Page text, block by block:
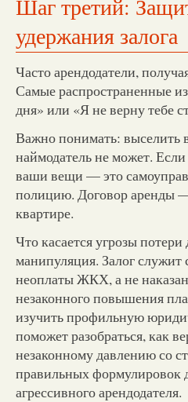
Шаг третий:
удержания залога
Часто арендодатели,
Самые распространенные
дня» или «Я не верну тебе
Важно понимать: выселить
наймодатель не может.
ваши вещи — это
полицию. Договор аренды —
квартире.
Что касается угрозы потери
манипуляция. Залог
неоплаты ЖКХ, а не
незаконного повышения
изучить профильную
поможет разобраться, как
незаконному давлению со
правильных формулировок
агрессивного арендодателя.